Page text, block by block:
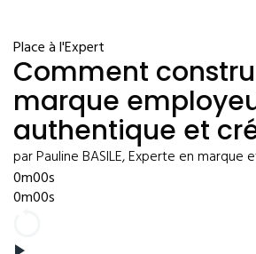
Place à l'Expert
Comment
marque
authentique et
par Pauline BASILE, Experte en
0m00s
0m00s